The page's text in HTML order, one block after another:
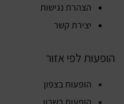
הצהרת נגישות
יצירת קשר
הופעות לפי אזור
הופעות בצפון